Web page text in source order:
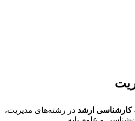
در رشته‌های مدیریت،